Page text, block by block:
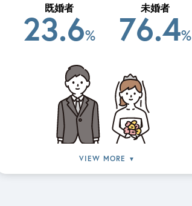
既婚者
23.6%
未婚者
76.4%
VIEW MORE ▼